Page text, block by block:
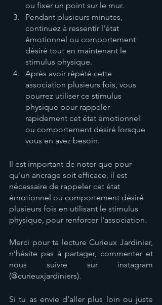
ou fixer un point sur le mur.
Pendant plusieurs minutes,
continuez à ressentir l'état
émotionnel ou comportement
désiré tout en maintenant le
stimulus physique.
Après avoir répété cette
association plusieurs fois, vous
pourrez utiliser ce stimulus
physique pour rappeler
rapidement cet état émotionnel
ou comportement désiré lorsque
vous en avez besoin.
Il est important de noter que pour
qu'un ancrage soit efficace, il est
nécessaire de rappeler cet état
émotionnel ou comportement désiré
plusieurs fois en utilisant le stimulus
physique, pour renforcer l'association.
Merci pour ta lecture Curieux Jardinier,
n’hésite pas à partager, commenter et
nous suivre sur instagram
(@curieuxjardiniers).
Si tu as envie d’aller plus loin ou juste